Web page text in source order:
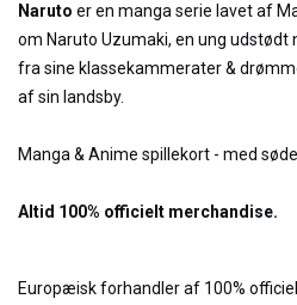
Naruto er en manga serie lavet af
om Naruto Uzumaki, en ung udstødt
fra sine klassekammerater &
af sin landsby.
Manga & Anime spillekort - med
Altid 100% officielt merchandise.
Europæisk forhandler af 100%